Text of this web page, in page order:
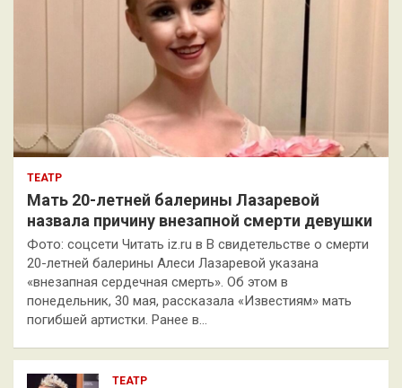
ТЕАТР
Мать 20-летней балерины Лазаревой
назвала причину внезапной смерти девушки
Фото: соцсети Читать iz.ru в В свидетельстве о смерти
20-летней балерины Алеси Лазаревой указана
«внезапная сердечная смерть». Об этом в
понедельник, 30 мая, рассказала «Известиям» мать
погибшей артистки. Ранее в…
ТЕАТР